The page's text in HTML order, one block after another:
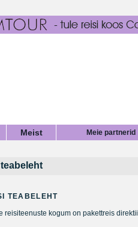
Meist Meie partnerid
TEABELEHT
reisiteenuste kogum on pakettreis